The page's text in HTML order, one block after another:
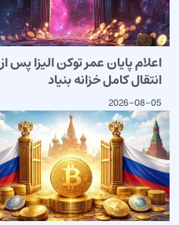
اعلام پایان عمر توکن الیزا پس از
انتقال کامل خزانه بنیاد
2026-08-05